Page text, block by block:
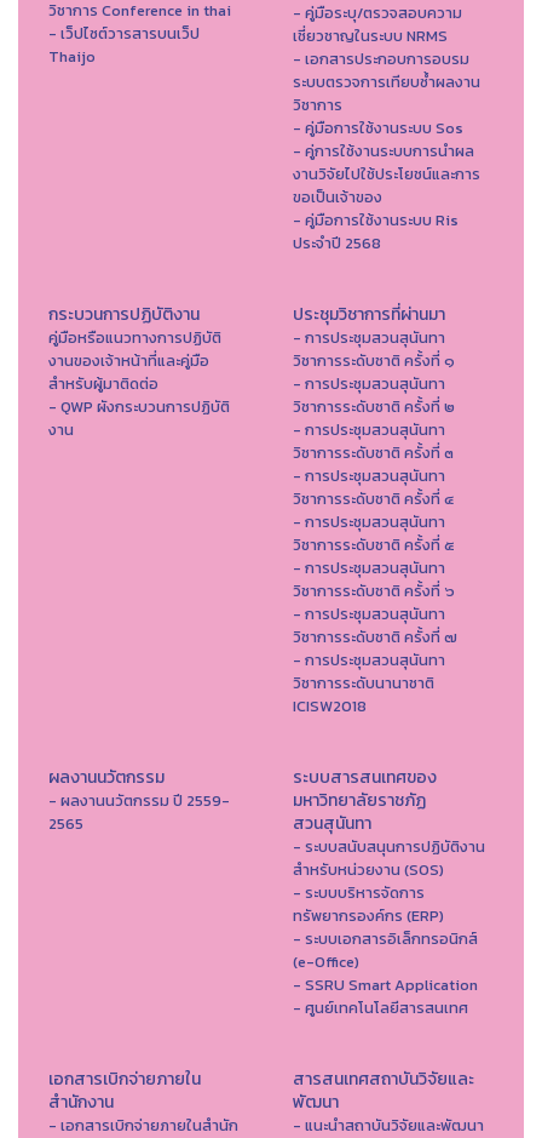
วิชาการ Conference in thai
- เว็ปไซต์วารสารบนเว็ป
Thaijo
- คู่มือระบุ/ตรวจสอบความ
เชี่ยวชาญในระบบ NRMS
- เอกสารประกอบการอบรม
ระบบตรวจการเทียบซ้ำผลงาน
วิชาการ
- คู่มือการใช้งานระบบ Sos
- คู่การใช้งานระบบการนำผล
งานวิจัยไปใช้ประโยชน์และการ
ขอเป็นเจ้าของ
- คู่มือการใช้งานระบบ Ris
ประจำปี 2568
กระบวนการปฏิบัติงาน
คู่มือหรือแนวทางการปฏิบัติ
งานของเจ้าหน้าที่และคู่มือ
สำหรับผู้มาติดต่อ
- QWP ผังกระบวนการปฏิบัติ
งาน
ประชุมวิชาการที่ผ่านมา
- การประชุมสวนสุนันทา
วิชาการระดับชาติ ครั้งที่ ๑
- การประชุมสวนสุนันทา
วิชาการระดับชาติ ครั้งที่ ๒
- การประชุมสวนสุนันทา
วิชาการระดับชาติ ครั้งที่ ๓
- การประชุมสวนสุนันทา
วิชาการระดับชาติ ครั้งที่ ๔
- การประชุมสวนสุนันทา
วิชาการระดับชาติ ครั้งที่ ๕
- การประชุมสวนสุนันทา
วิชาการระดับชาติ ครั้งที่ ๖
- การประชุมสวนสุนันทา
วิชาการระดับชาติ ครั้งที่ ๗
- การประชุมสวนสุนันทา
วิชาการระดับนานาชาติ
ICISW2018
ผลงานนวัตกรรม
- ผลงานนวัตกรรม ปี 2559-
2565
ระบบสารสนเทศของ
มหาวิทยาลัยราชภัฏ
สวนสุนันทา
- ระบบสนับสนุนการปฏิบัติงาน
สำหรับหน่วยงาน (SOS)
- ระบบบริหารจัดการ
ทรัพยากรองค์กร (ERP)
- ระบบเอกสารอิเล็กทรอนิกส์
(e-Office)
- SSRU Smart Application
- ศูนย์เทคโนโลยีสารสนเทศ
เอกสารเบิกจ่ายภายใน
สำนักงาน
- เอกสารเบิกจ่ายภายในสำนัก
สารสนเทศสถาบันวิจัยและ
พัฒนา
- แนะนำสถาบันวิจัยและพัฒนา